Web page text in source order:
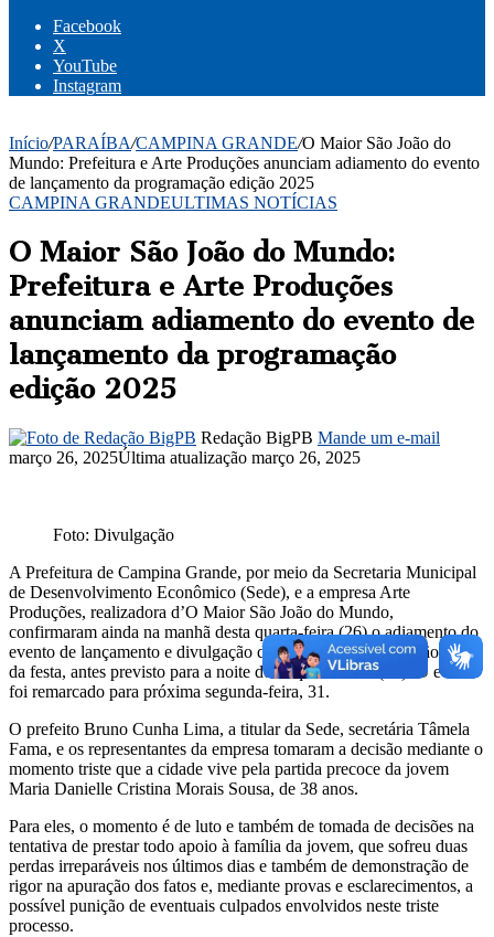
Facebook
X
YouTube
Instagram
Início/PARAÍBA/CAMPINA GRANDE/O Maior São João do
Mundo: Prefeitura e Arte Produções anunciam adiamento do evento
de lançamento da programação edição 2025
CAMPINA GRANDEULTIMAS NOTÍCIAS
O Maior São João do Mundo:
Prefeitura e Arte Produções
anunciam adiamento do evento de
lançamento da programação
edição 2025
Redação BigPB Mande um e-mail
março 26, 2025Última atualização março 26, 2025
Foto: Divulgação
A Prefeitura de Campina Grande, por meio da Secretaria Municipal
de Desenvolvimento Econômico (Sede), e a empresa Arte
Produções, realizadora d’O Maior São João do Mundo,
confirmaram ainda na manhã desta quarta-feira (26) o adiamento do
evento de lançamento e divulgação da programação da edição 2025
da festa, antes previsto para a noite desta quinta-feira (27). O evento
foi remarcado para próxima segunda-feira, 31.
O prefeito Bruno Cunha Lima, a titular da Sede, secretária Tâmela
Fama, e os representantes da empresa tomaram a decisão mediante o
momento triste que a cidade vive pela partida precoce da jovem
Maria Danielle Cristina Morais Sousa, de 38 anos.
Para eles, o momento é de luto e também de tomada de decisões na
tentativa de prestar todo apoio à família da jovem, que sofreu duas
perdas irreparáveis nos últimos dias e também de demonstração de
rigor na apuração dos fatos e, mediante provas e esclarecimentos, a
possível punição de eventuais culpados envolvidos neste triste
processo.